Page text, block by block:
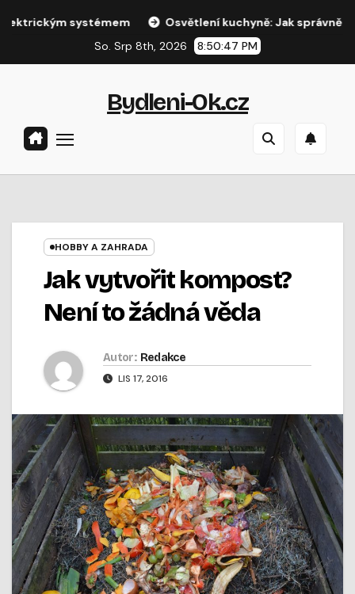
systémem
Osvětlení kuchyně: Jak správně nasvítit
So. Srp 8th, 2026
8:50:48 PM
Bydleni-Ok.cz
HOBBY A ZAHRADA
Jak vytvořit kompost?
Není to žádná věda
Autor: Redakce
LIS 17, 2016